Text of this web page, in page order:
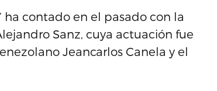
ha contado en el pasado con la
Sanz, cuya actuación fue
Jeancarlos Canela y el